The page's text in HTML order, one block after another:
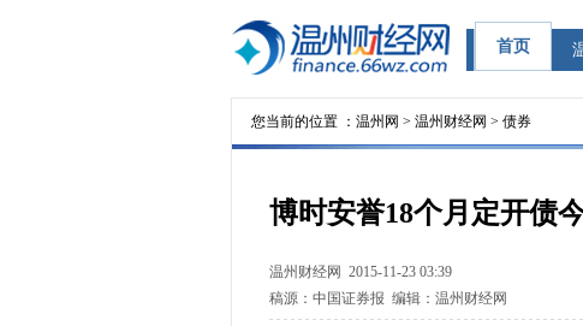
首页
您当前的位置 ： 温州网 > 温州财经网 > 债券
博时安誉18个月定开债
温州财经网 2015-11-23 03:39
稿源： 中国证券报 编辑： 温州财经网